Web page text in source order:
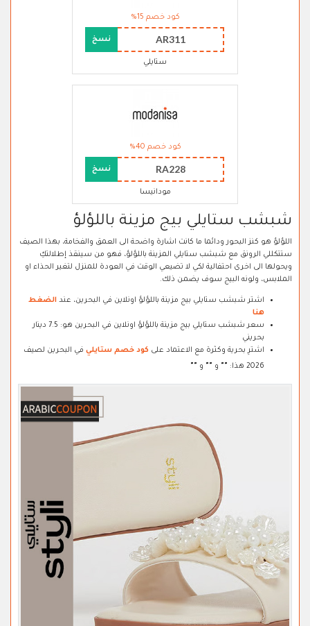
كود خصم 15%
AR311 نسخ
ستايلي
كود خصم 40%
RA228 نسخ
مودانيسا
شبشب ستايلي بيج مزينة باللؤلؤ
اللؤلؤ هو كنز البحور ودائما ما كانت اشارة واضحة الى العمق والفخامة، بهذا الصيف
ستتكللي الرونق مع شبشب ستايلي المزينة باللؤلؤ، فهو من سينقذ إطلالتكِ
ويحولها الى اخرى احتفالية لكي لا تضيعي الوقت في العودة للمنزل لتغير الحذاء او
الملابس، ولونه البيج سوف يضمن ذلك.
اشتر شبشب ستايلي بيج مزينة باللؤلؤ اونلاين في البحرين، عند الضغط
هنا
سعر شبشب ستايلي بيج مزينة باللؤلؤ اونلاين في البحرين هو: 7.5 دينار
بحريني
اشترِ بحرية وكثرة مع الاعتماد على كود خصم ستايلي في البحرين لصيف
2026 هذا:
"
" و "
" و "
"